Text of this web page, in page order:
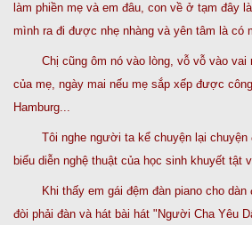
làm phiền mẹ và em đâu, con về ở tạm đây
mình ra đi được nhẹ nhàng và yên tâm là có
Chị cũng ôm nó vào lòng, vỗ vỗ vào vai
của mẹ, ngày mai nếu mẹ sắp xếp được
Hamburg...
Tôi nghe người ta kể chuyện lại
biểu diễn nghệ thuật của học sinh khuyết tật
Khi thấy em gái đệm đàn piano cho
đòi phải đàn và hát bài hát "Người Cha Yêu